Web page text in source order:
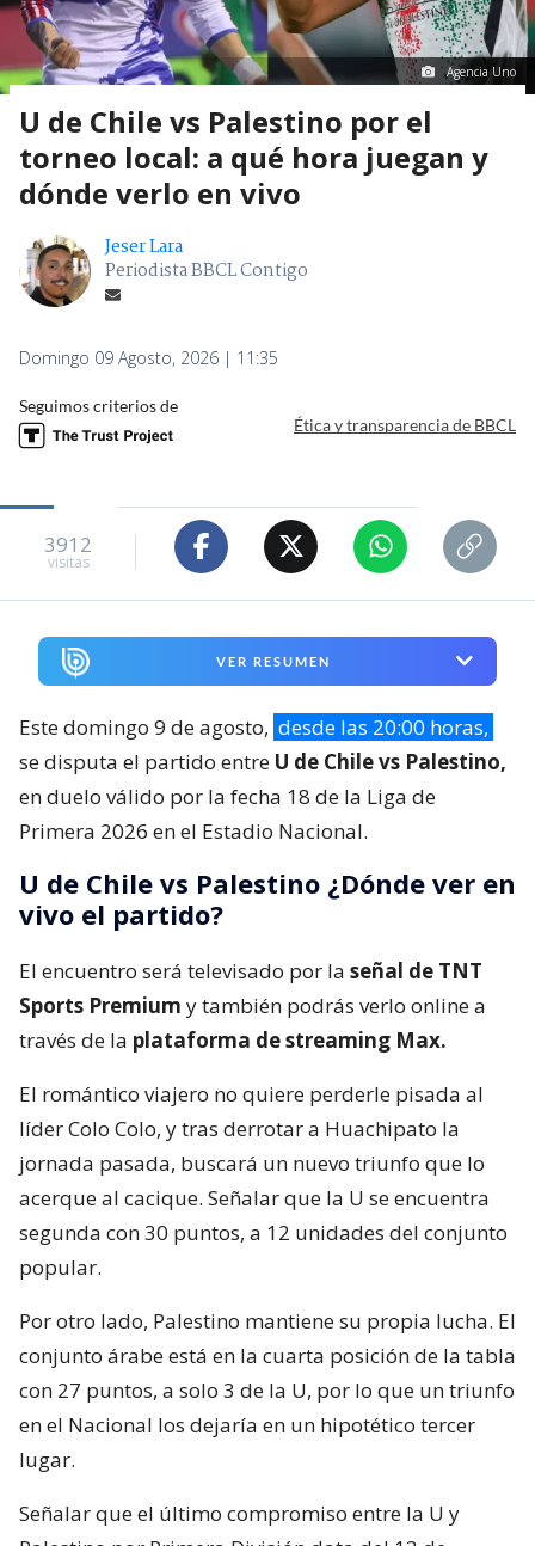
Agencia Uno
U de Chile vs Palestino por el
torneo local: a qué hora juegan y
dónde verlo en vivo
Jeser Lara
Periodista BBCL Contigo
Domingo 09 Agosto, 2026 | 11:35
Seguimos criterios de
Ética y transparencia de BBCL
3912
visitas
VER RESUMEN
Este domingo 9 de agosto, desde las 20:00 horas,
se disputa el partido entre U de Chile vs Palestino,
en duelo válido por la fecha 18 de la Liga de
Primera 2026 en el Estadio Nacional.
U de Chile vs Palestino ¿Dónde ver en
vivo el partido?
El encuentro será televisado por la señal de TNT
Sports Premium y también podrás verlo online a
través de la plataforma de streaming Max.
El romántico viajero no quiere perderle pisada al
líder Colo Colo, y tras derrotar a Huachipato la
jornada pasada, buscará un nuevo triunfo que lo
acerque al cacique. Señalar que la U se encuentra
segunda con 30 puntos, a 12 unidades del conjunto
popular.
Por otro lado, Palestino mantiene su propia lucha. El
conjunto árabe está en la cuarta posición de la tabla
con 27 puntos, a solo 3 de la U, por lo que un triunfo
en el Nacional los dejaría en un hipotético tercer
lugar.
Señalar que el último compromiso entre la U y